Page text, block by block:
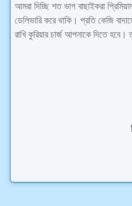
আমরা দিচ্ছি শত ভাগ বাছাইকরা
ডেলিভারি করে থাকি। প্রতি কেজি
রাখি কুরিয়ার চার্জ আপনাকে দিতে